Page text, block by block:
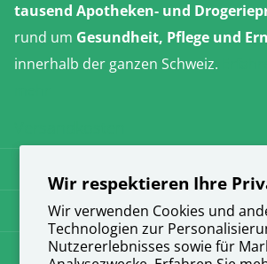
Wir respektieren Ihre
Wir verwenden Cookies und
Technologien zur
Nutzererlebnisses sowie für
tausend Apotheken- und
rund um Gesundheit, Pflege und
innerhalb der ganzen Schweiz.
Datenschutz
Impressum